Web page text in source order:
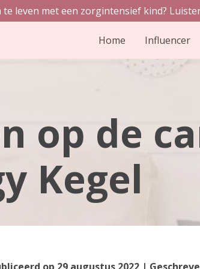
te leven met een zorgintensief kind?
Home Influencer
op de
Kegel